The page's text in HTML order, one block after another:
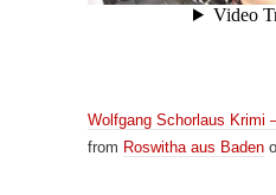
Wolfgang Schorlaus Krimi
from Roswitha aus Baden